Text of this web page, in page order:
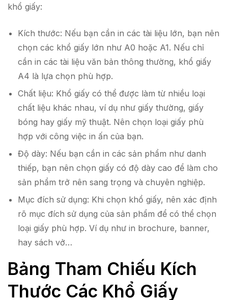
khổ giấy:
Kích thước: Nếu bạn cần in các tài liệu lớn, bạn nên
chọn các khổ giấy lớn như A0 hoặc A1. Nếu chỉ
cần in các tài liệu văn bản thông thường, khổ giấy
A4 là lựa chọn phù hợp.
Chất liệu: Khổ giấy có thể được làm từ nhiều loại
chất liệu khác nhau, ví dụ như giấy thường, giấy
bóng hay giấy mỹ thuật. Nên chọn loại giấy phù
hợp với công việc in ấn của bạn.
Độ dày: Nếu bạn cần in các sản phẩm như danh
thiếp, bạn nên chọn giấy có độ dày cao để làm cho
sản phẩm trở nên sang trọng và chuyên nghiệp.
Mục đích sử dụng: Khi chọn khổ giấy, nên xác định
rõ mục đích sử dụng của sản phẩm để có thể chọn
loại giấy phù hợp. Ví dụ như in brochure, banner,
hay sách vở…
Bảng Tham Chiếu Kích
Thước Các Khổ Giấy